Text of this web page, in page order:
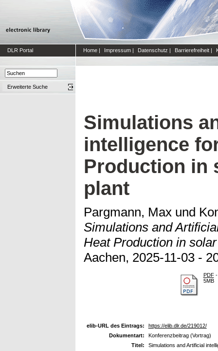
DLR Portal Home | Impressum | Datenschutz | Barrierefreiheit |
Erweiterte Suche
Simulations
intelligence
Production in
plant
Pargmann, Max und
Simulations and
Heat Production in
Aachen, 2025-11-03 -
PDF-
5MB
elib-URL des Eintrags:
https://elib.dlr.de/219012/
Dokumentart:
Konferenzbeitrag (Vortrag)
Titel:
Simulations and Artificial